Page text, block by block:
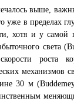
выше,
уже в пределах
хотя и у самой
света
роста
механизмов
30 м